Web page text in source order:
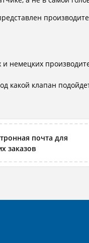
немецких
клапан
почта для
заказов